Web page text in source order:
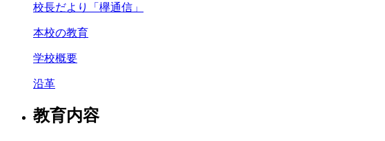
校長だより「欅通信」
本校の教育
学校概要
沿革
教育内容